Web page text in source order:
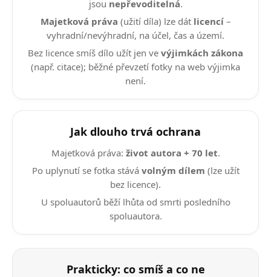
jsou nepřevoditelná.
Majetková práva (užití díla) lze dát licencí–
vyhradní/nevýhradní, na účel, čas a území.
Bez licence smíš dílo užít jen ve výjimkách zákona
(např. citace); běžné převzetí fotky na web výjimka
není.
Jak dlouho trvá ochrana
Majetková práva: život autora + 70 let.
Po uplynutí se fotka stává volným dílem (lze užít
bez licence).
U spoluautorů běží lhůta od smrti posledního
spoluautora.
Prakticky: co smíš a co ne